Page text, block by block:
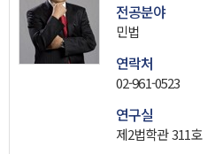
전공분야
민법
연락처
02-961-0523
연구실
제2법학관 311호